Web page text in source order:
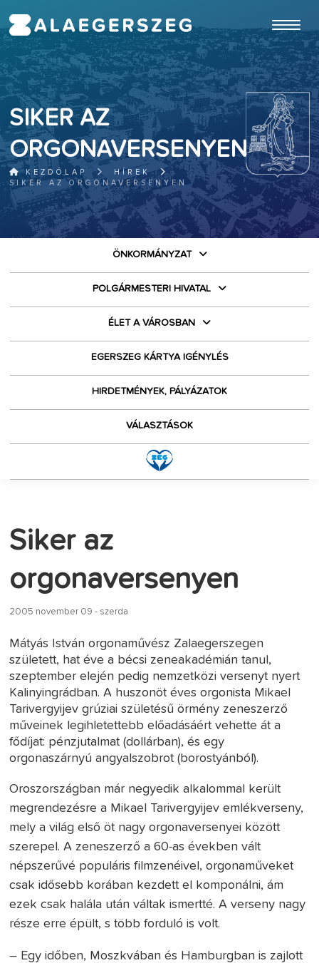
SIKER AZ
ORGONAVERSENYEN
KEZDŐLAP
HÍREK
SIKER AZ ORGONAVERSENYEN
ÖNKORMÁNYZAT
POLGÁRMESTERI HIVATAL
ÉLET A VÁROSBAN
EGERSZEG KÁRTYA IGÉNYLÉS
HIRDETMÉNYEK, PÁLYÁZATOK
VÁLASZTÁSOK
Siker az
orgonaversenyen
2005 november 09 - szerda
Mátyás István orgonaművész Zalaegerszegen
született, hat éve a bécsi zeneakadémián tanul,
szeptember elején pedig nemzetközi versenyt nyert
Kalinyingrádban. A huszonöt éves orgonista Mikael
Tarivergyijev grúziai születésű örmény zeneszerző
műveinek legihletettebb előadásáért vehette át a
fődíjat: pénzjutalmat (dollárban), és egy
orgonaszárnyú angyalszobrot (borostyánból).
Oroszországban már negyedik alkalommal került
megrendezésre a Mikael Tarivergyijev emlékverseny,
mely a világ első öt nagy orgonaversenyei között
szerepel. A zeneszerző a 60-as években vált
népszerűvé populáris filmzenéivel, orgonaműveket
csak idősebb korában kezdett el komponálni, ám
ezek csak halála után váltak ismertté. A verseny nagy
része erre épült, s több forduló is volt.
– Egy időben, Moszkvában és Hamburgban is zajlott